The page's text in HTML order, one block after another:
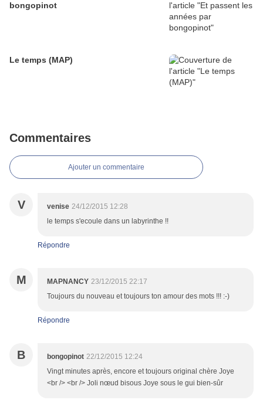
bongopinot
Le temps (MAP)
Commentaires
Ajouter un commentaire
V venise 24/12/2015 12:28
le temps s'ecoule dans un labyrinthe !!
Répondre
M MAPNANCY 23/12/2015 22:17
Toujours du nouveau et toujours ton amour des mots !!! :-)
Répondre
B bongopinot 22/12/2015 12:24
Vingt minutes après, encore et toujours original chère Joye
<br /> <br /> Joli nœud bisous Joye sous le gui bien-sûr